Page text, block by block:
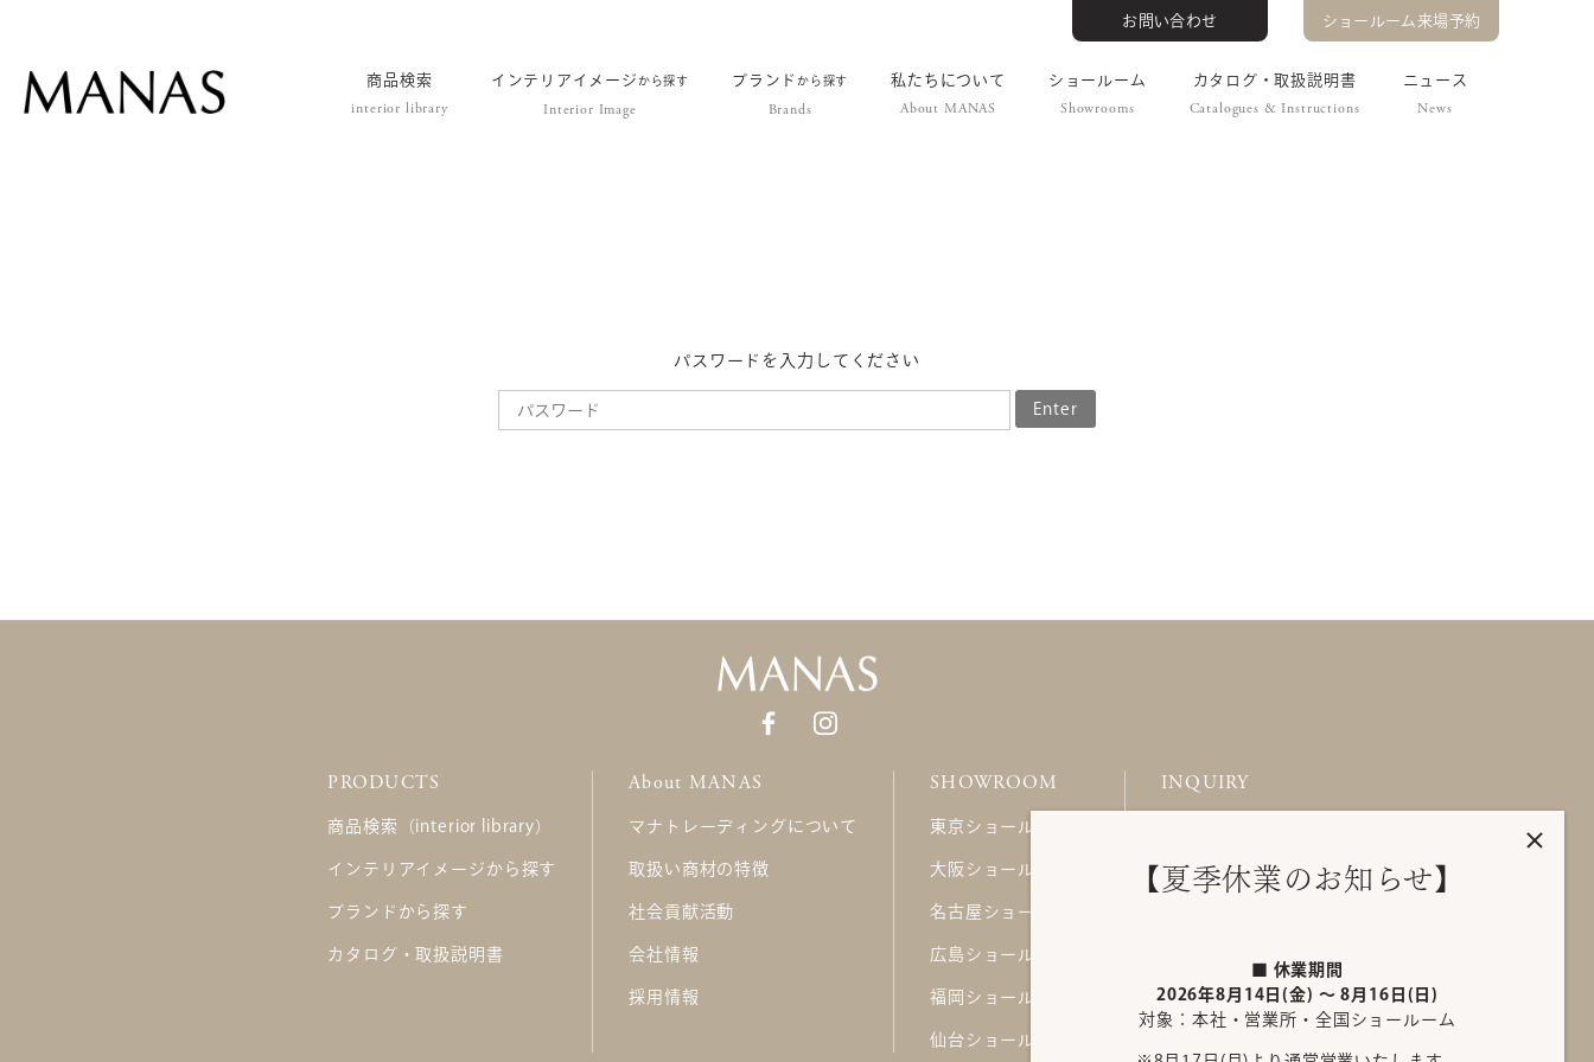
お問い合わせ ショールーム来場予約
商品検索
interior library
インテリアイメージ から探す
Interior Image
ブランド から探す
Brands
私たちについて
About MANAS
ショールーム
Showrooms
カタログ・取扱説明書
Catalogues & Instructions
ニュース
News
パスワードを入力してください
Enter
【夏季休業のお知らせ】
■ 休業期間
2026年8月14日(金) ～ 8月16日(日)
対象：本社・営業所・全国ショールーム
PRODUCTS
商品検索（interior library）
インテリアイメージから探す
ブランドから探す
カタログ・取扱説明書
About MANAS
マナトレーディングについて
取扱い商材の特徴
社会貢献活動
会社情報
採用情報
SHOWROOM
東京ショールーム
大阪ショールーム
名古屋ショールーム
広島ショールーム
福岡ショールーム
仙台ショールーム
INQUIRY
FAQ